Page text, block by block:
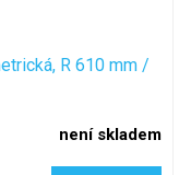
R 610 mm /
není skladem